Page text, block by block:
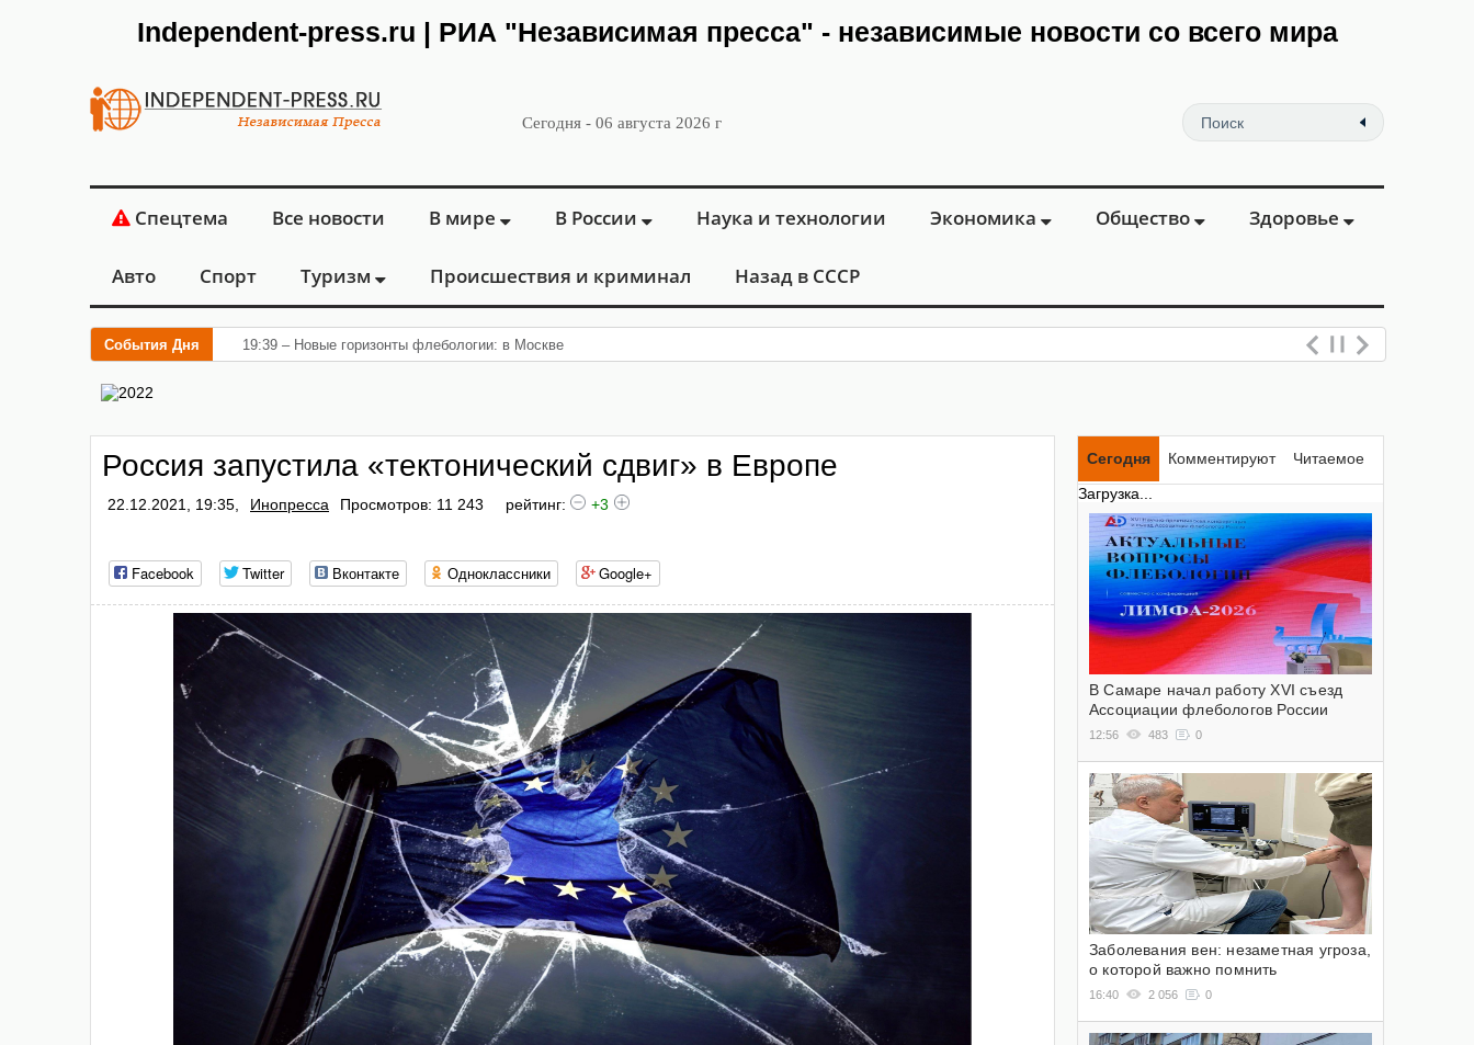
Independent-press.ru | РИА "Независимая пресса" - независимые новости со всего мира
Сегодня - 06 августа 2026 г
Спецтема Все новости В мире В России Наука и технологии Экономика Общество Здоровье
Авто Спорт Туризм Происшествия и криминал Назад в СССР
События Дня 19:39 – Новые горизонты флебологии: в Москве открылся «Городской центр флебо
Россия запустила «тектонический сдвиг» в Европе
22.12.2021, 19:35, Инопресса Просмотров: 11 243 рейтинг: +3
Facebook Twitter Вконтакте Одноклассники Google+
Сегодня Комментируют
Читаемое
Загрузка...
В Самаре начал работу XVI съезд
Ассоциации флебологов России
12:56 483 0
Заболевания вен: незаметная угроза,
о которой важно помнить
16:40 2 056 0